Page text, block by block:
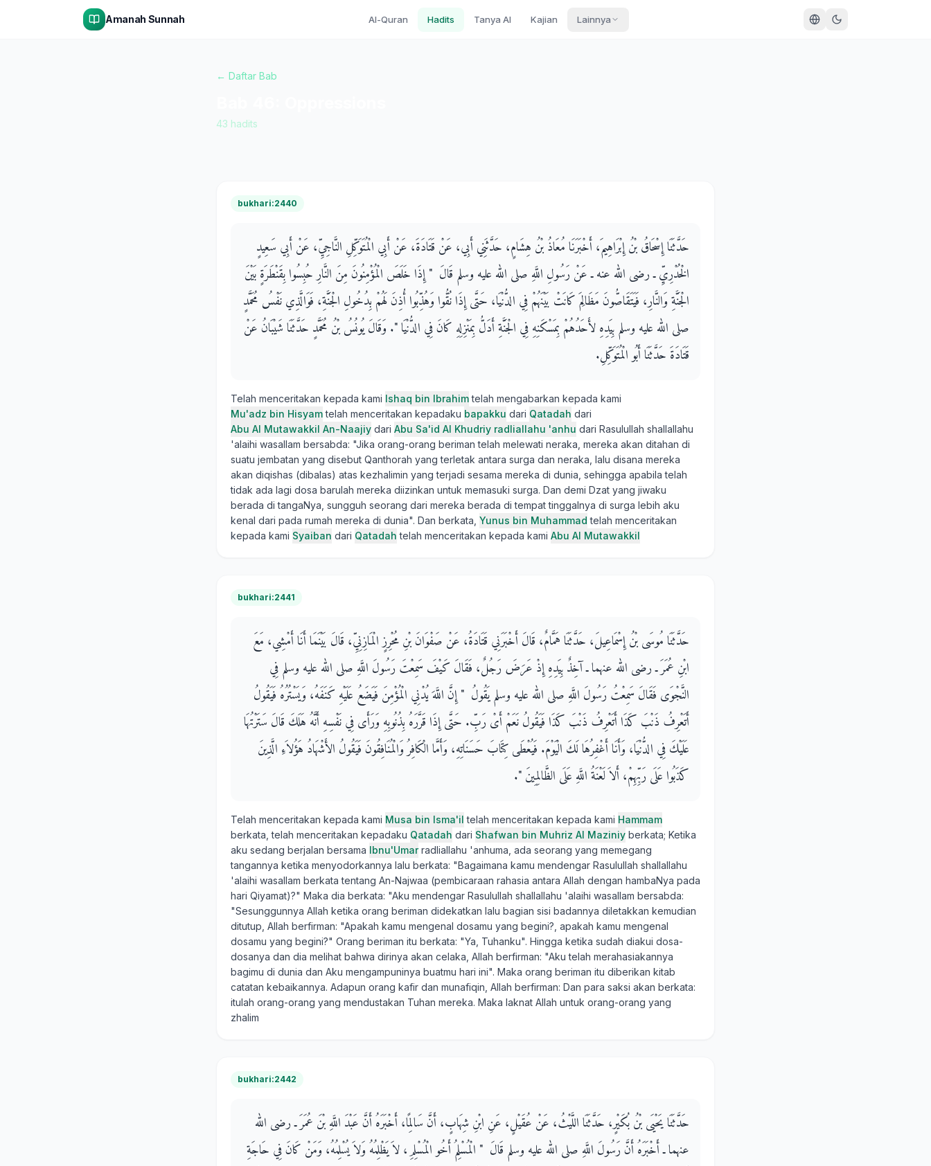
Amanah Sunnah Al-Quran Hadits Tanya AI Kajian Lainnya
← Daftar Bab
43 hadits
bukhari:2440
حَدَّثَنَا إِسْحَاقُ بْنُ إِبْرَاهِيمَ، أَخْبَرَنَا مُعَاذُ بْنُ هِشَامٍ، حَدَّثَنِي أَبِي، عَنْ قَتَادَةَ، عَنْ أَبِي الْمُتَوَكِّلِ النَّاجِيِّ، عَنْ أَبِي سَعِيدٍ
الْخُدْرِيِّ ـ رضى الله عنه ـ عَنْ رَسُولِ اللَّهِ صلى الله عليه وسلم قَالَ ‏ "‏ إِذَا خَلَصَ الْمُؤْمِنُونَ مِنَ النَّارِ حُبِسُوا بِقَنْطَرَةٍ بَيْنَ
الْجَنَّةِ وَالنَّارِ، فَيَتَقَاصُّونَ مَظَالِمَ كَانَتْ بَيْنَهُمْ فِي الدُّنْيَا، حَتَّى إِذَا نُقُّوا وَهُذِّبُوا أُذِنَ لَهُمْ بِدُخُولِ الْجَنَّةِ، فَوَالَّذِي نَفْسُ مُحَمَّدٍ
صلى الله عليه وسلم بِيَدِهِ لأَحَدُهُمْ بِمَسْكَنِهِ فِي الْجَنَّةِ أَدَلُّ بِمَنْزِلِهِ كَانَ فِي الدُّنْيَا ‏"‏‏.‏ وَقَالَ يُونُسُ بْنُ مُحَمَّدٍ حَدَّثَنَا شَيْبَانُ عَنْ
قَتَادَةَ حَدَّثَنَا أَبُو الْمُتَوَكِّلِ‏.‏
Telah menceritakan kepada kami Ishaq bin Ibrahimtelah mengabarkan kepada kami
Mu'adz bin Hisyamtelah menceritakan kepadaku bapakku dari Qatadah dari
Abu Al Mutawakkil An-Naajiy dari Abu Sa'id Al Khudriy radliallahu 'anhu dari Rasulullah shallallahu
'alaihi wasallam bersabda: "Jika orang-orang beriman telah melewati neraka, mereka akan ditahan di
suatu jembatan yang disebut Qanthorah yang terletak antara surga dan neraka, lalu disana mereka
akan diqishas (dibalas) atas kezhalimin yang terjadi sesama mereka di dunia, sehingga apabila telah
tidak ada lagi dosa barulah mereka diizinkan untuk memasuki surga. Dan demi Dzat yang jiwaku
berada di tangaNya, sungguh seorang dari mereka berada di tempat tinggalnya di surga lebih aku
kenal dari pada rumah mereka di dunia". Dan berkata, Yunus bin Muhammad telah menceritakan
kepada kami Syaiban dari Qatadah telah menceritakan kepada kami Abu Al Mutawakkil
bukhari:2441
حَدَّثَنَا مُوسَى بْنُ إِسْمَاعِيلَ، حَدَّثَنَا هَمَّامٌ، قَالَ أَخْبَرَنِي قَتَادَةُ، عَنْ صَفْوَانَ بْنِ مُحْرِزٍ الْمَازِنِيِّ، قَالَ بَيْنَمَا أَنَا أَمْشِي، مَعَ
ابْنِ عُمَرَ ـ رضى الله عنهما ـ آخِذٌ بِيَدِهِ إِذْ عَرَضَ رَجُلٌ، فَقَالَ كَيْفَ سَمِعْتَ رَسُولَ اللَّهِ صلى الله عليه وسلم فِي
النَّجْوَى فَقَالَ سَمِعْتُ رَسُولَ اللَّهِ صلى الله عليه وسلم يَقُولُ ‏ "‏ إِنَّ اللَّهَ يُدْنِي الْمُؤْمِنَ فَيَضَعُ عَلَيْهِ كَنَفَهُ، وَيَسْتُرُهُ فَيَقُولُ
أَتَعْرِفُ ذَنْبَ كَذَا أَتَعْرِفُ ذَنْبَ كَذَا فَيَقُولُ نَعَمْ أَىْ رَبِّ‏.‏ حَتَّى إِذَا قَرَّرَهُ بِذُنُوبِهِ وَرَأَى فِي نَفْسِهِ أَنَّهُ هَلَكَ قَالَ سَتَرْتُهَا
عَلَيْكَ فِي الدُّنْيَا، وَأَنَا أَغْفِرُهَا لَكَ الْيَوْمَ‏.‏ فَيُعْطَى كِتَابَ حَسَنَاتِهِ، وَأَمَّا الْكَافِرُ وَالْمُنَافِقُونَ فَيَقُولُ الأَشْهَادُ هَؤُلاَءِ الَّذِينَ
كَذَبُوا عَلَى رَبِّهِمْ، أَلاَ لَعْنَةُ اللَّهِ عَلَى الظَّالِمِينَ ‏"‏‏.‏
Telah menceritakan kepada kami Musa bin Isma'il telah menceritakan kepada kami Hammam
berkata, telah menceritakan kepadaku Qatadah dari Shafwan bin Muhriz Al Maziniy berkata; Ketika
aku sedang berjalan bersama Ibnu'Umarradliallahu 'anhuma, ada seorang yang memegang
tangannya ketika menyodorkannya lalu berkata: "Bagaimana kamu mendengar Rasulullah shallallahu
'alaihi wasallam berkata tentang An-Najwaa (pembicaraan rahasia antara Allah dengan hambaNya pada
hari Qiyamat)?" Maka dia berkata: "Aku mendengar Rasulullah shallallahu 'alaihi wasallam bersabda:
"Sesunggunnya Allah ketika orang beriman didekatkan lalu bagian sisi badannya diletakkan kemudian
ditutup, Allah berfirman: "Apakah kamu mengenal dosamu yang begini?, apakah kamu mengenal
dosamu yang begini?" Orang beriman itu berkata: "Ya, Tuhanku". Hingga ketika sudah diakui dosa-
dosanya dan dia melihat bahwa dirinya akan celaka, Allah berfirman: "Aku telah merahasiakannya
bagimu di dunia dan Aku mengampuninya buatmu hari ini". Maka orang beriman itu diberikan kitab
catatan kebaikannya. Adapun orang kafir dan munafiqin, Allah berfirman: Dan para saksi akan berkata:
itulah orang-orang yang mendustakan Tuhan mereka. Maka laknat Allah untuk orang-orang yang
zhalim
bukhari:2442
حَدَّثَنَا يَحْيَى بْنُ بُكَيْرٍ، حَدَّثَنَا اللَّيْثُ، عَنْ عُقَيْلٍ، عَنِ ابْنِ شِهَابٍ، أَنَّ سَالِمًا، أَخْبَرَهُ أَنَّ عَبْدَ اللَّهِ بْنَ عُمَرَ ـ رضى الله
عنهما ـ أَخْبَرَهُ أَنَّ رَسُولَ اللَّهِ صلى الله عليه وسلم قَالَ ‏ "‏ الْمُسْلِمُ أَخُو الْمُسْلِمِ، لاَ يَظْلِمُهُ وَلاَ يُسْلِمُهُ، وَمَنْ كَانَ فِي حَاجَةِ